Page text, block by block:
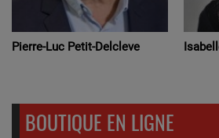
Pierre-Luc Petit-Delcleve
BOUTIQUE EN LIGNE